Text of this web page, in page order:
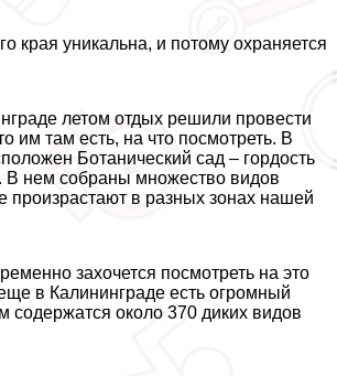
края уникальна, и потому охраняется
летом отдых решили провести
им там есть, на что посмотреть. В
Ботанический сад – гордость
В нем собраны множество видов
произрастают в разных зонах нашей
захочется посмотреть на это
в Калининграде есть огромный
содержатся около 370 диких видов